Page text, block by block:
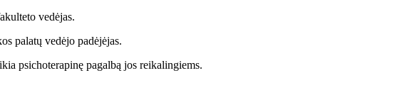
vedėjas.
palatų vedėjo padėjėjas.
psichoterapinę pagalbą jos reikalingiems.